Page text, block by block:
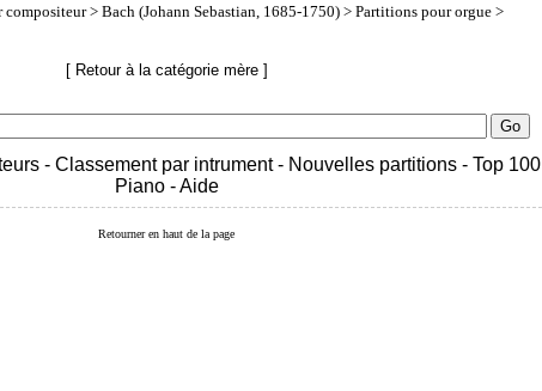
compositeur> Bach (Johann Sebastian, 1685-1750) > Partitions pour orgue >
[ Retour à la catégorie mère ]
- Classement par intrument- Nouvelles partitions - Top 100
Piano-Aide
Retourner en haut de la page